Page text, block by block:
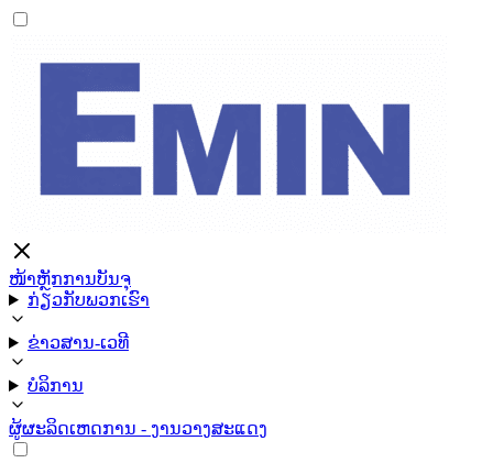
ໜ້າຫຼັກການບັນຈຸ
ກ່ຽວກັບພວກເຮົາ
ຂ່າວສານ-ເວທີ
ບໍລິການ
ຜູ້ຜະລິດເຫດການ - ງານວາງສະແດງ